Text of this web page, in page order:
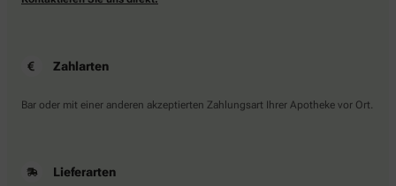
Zahlarten
Bar oder mit einer anderen akzeptierten Zahlungsart Ihrer Apotheke vor Ort.
Lieferarten